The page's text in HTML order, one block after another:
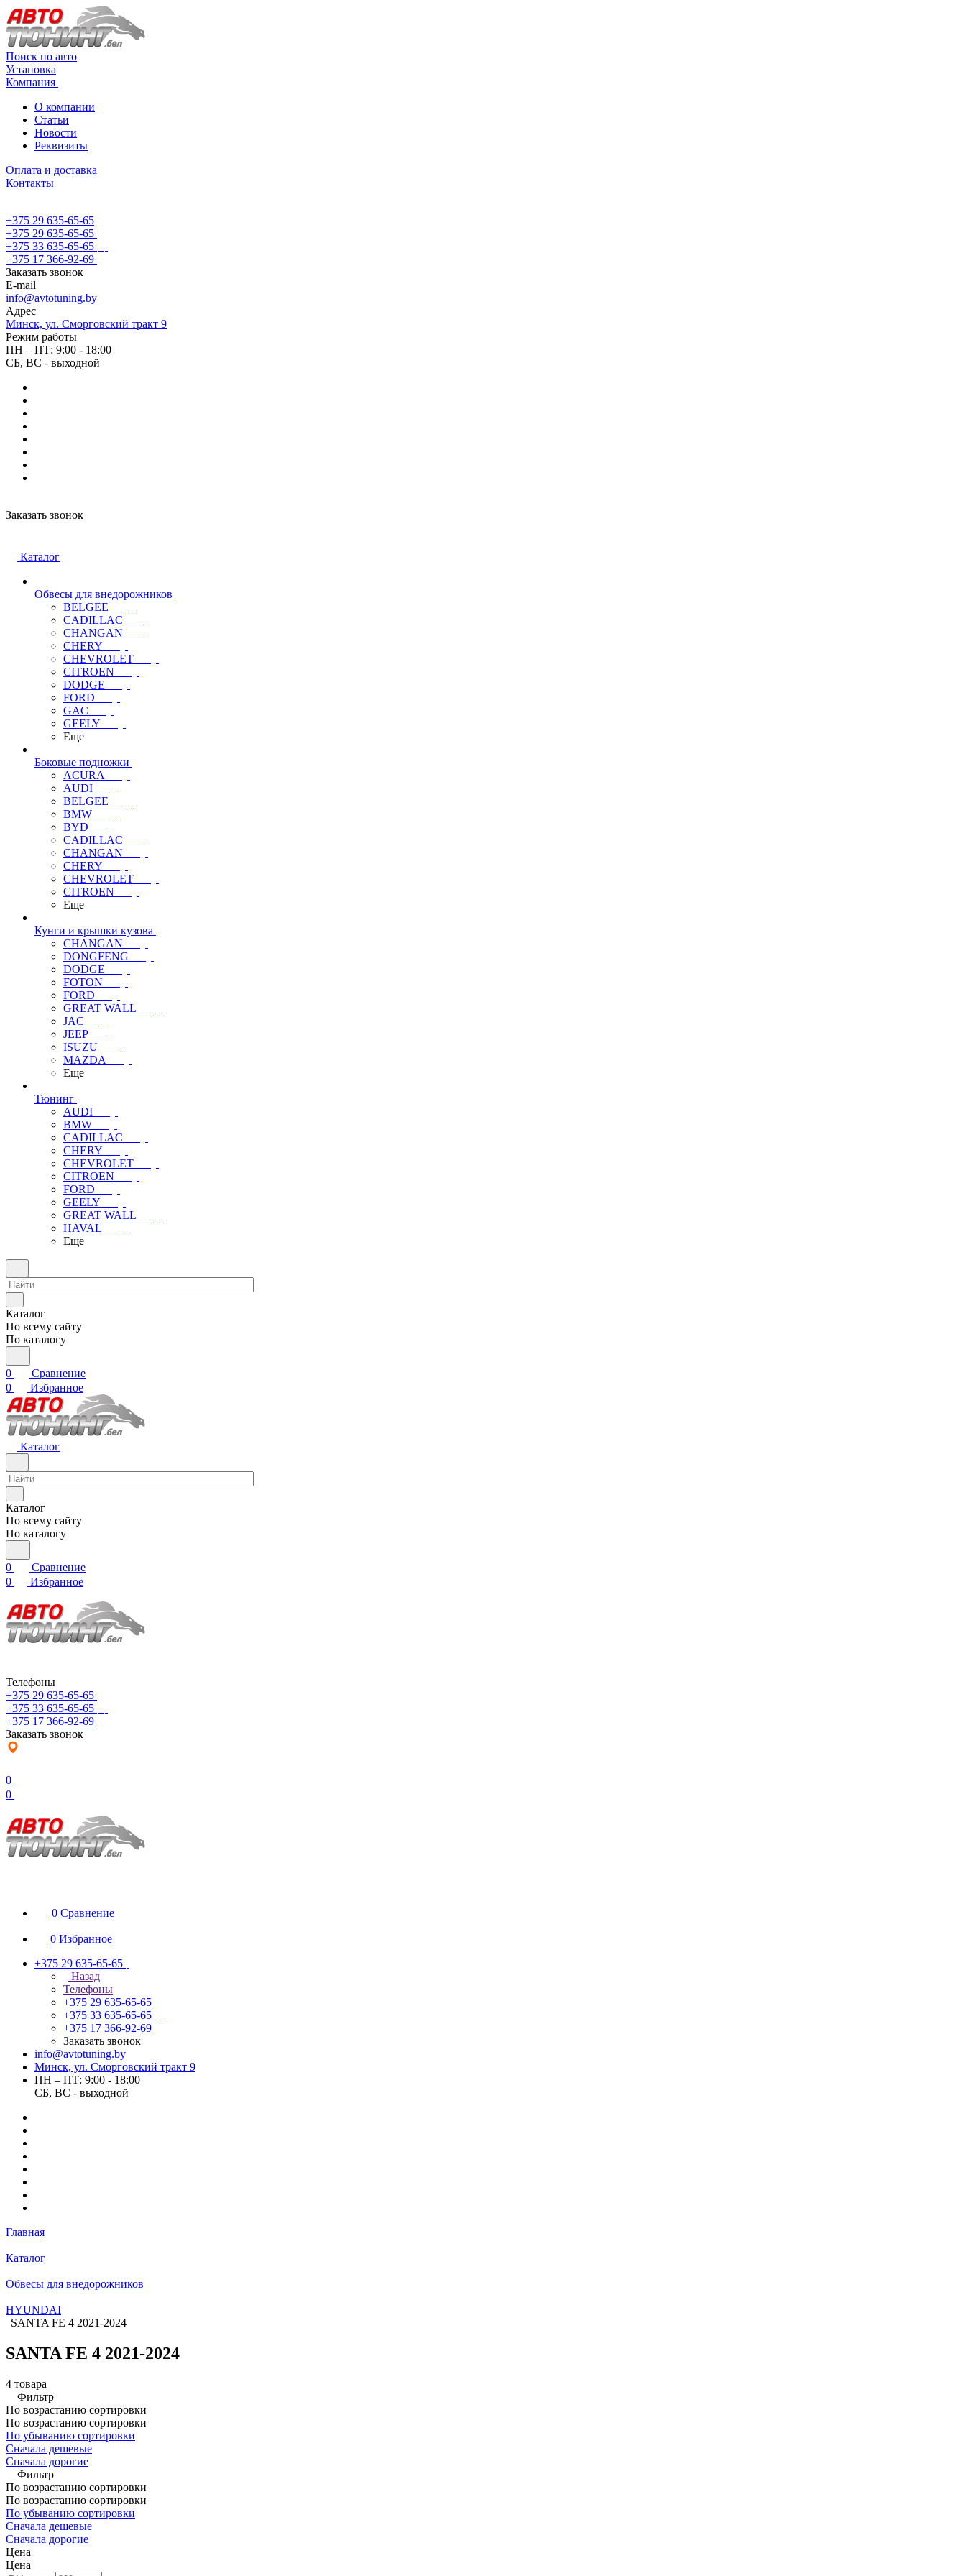
Поиск по авто
Установка
Компания
О компании
Статьи
Новости
Реквизиты
Оплата и доставка
Контакты
+375 29 635-65-65
+375 29 635-65-65
+375 33 635-65-65
+375 17 366-92-69
Заказать звонок
E-mail
info@avtotuning.by
Адрес
Минск, ул. Сморговский тракт 9
Режим работы
ПН – ПТ: 9:00 - 18:00
СБ, ВС - выходной
Заказать звонок
Каталог
Обвесы для внедорожников
BELGEE
CADILLAC
CHANGAN
CHERY
CHEVROLET
CITROEN
DODGE
FORD
GAC
GEELY
Еще
Боковые подножки
ACURA
AUDI
BELGEE
BMW
BYD
CADILLAC
CHANGAN
CHERY
CHEVROLET
CITROEN
Еще
Кунги и крышки кузова
CHANGAN
DONGFENG
DODGE
FOTON
FORD
GREAT WALL
JAC
JEEP
ISUZU
MAZDA
Еще
Тюнинг
AUDI
BMW
CADILLAC
CHERY
CHEVROLET
CITROEN
FORD
GEELY
GREAT WALL
HAVAL
Еще
Каталог
По всему сайту
По каталогу
0
Сравнение
0
Избранное
Каталог
Каталог
По всему сайту
По каталогу
0
Сравнение
0
Избранное
Телефоны
+375 29 635-65-65
+375 33 635-65-65
+375 17 366-92-69
Заказать звонок
0
0
0 Сравнение
0 Избранное
+375 29 635-65-65
Назад
Телефоны
+375 29 635-65-65
+375 33 635-65-65
+375 17 366-92-69
Заказать звонок
info@avtotuning.by
Минск, ул. Сморговский тракт 9
ПН – ПТ: 9:00 - 18:00
СБ, ВС - выходной
Главная
Каталог
Обвесы для внедорожников
HYUNDAI
SANTA FE 4 2021-2024
SANTA FE 4 2021-2024
4 товара
Фильтр
По возрастанию сортировки
По возрастанию сортировки
По убыванию сортировки
Сначала дешевые
Сначала дорогие
Фильтр
По возрастанию сортировки
По возрастанию сортировки
По убыванию сортировки
Сначала дешевые
Сначала дорогие
Цена
Цена